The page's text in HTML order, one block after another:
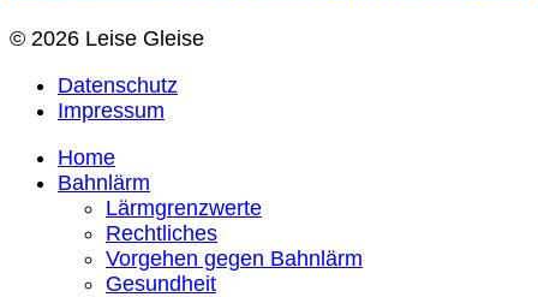
© 2026 Leise Gleise
Datenschutz
Impressum
Home
Bahnlärm
Lärmgrenzwerte
Rechtliches
Vorgehen gegen Bahnlärm
Gesundheit